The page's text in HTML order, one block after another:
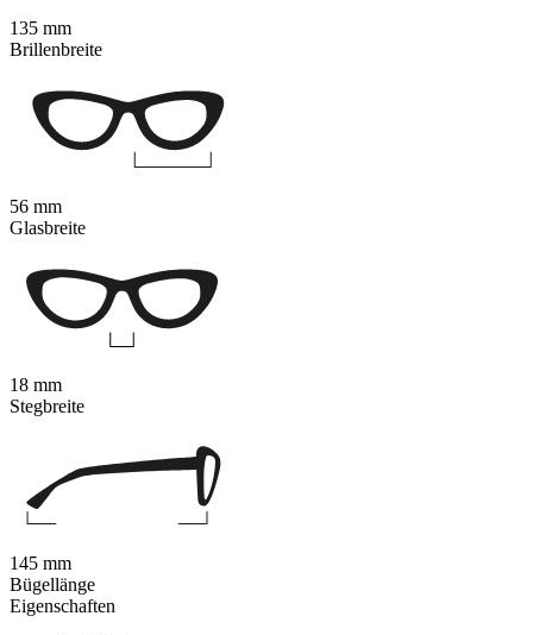
Eigenschaften
135 mm
Brillenbreite
56 mm
Glasbreite
18 mm
Stegbreite
145 mm
Bügellänge